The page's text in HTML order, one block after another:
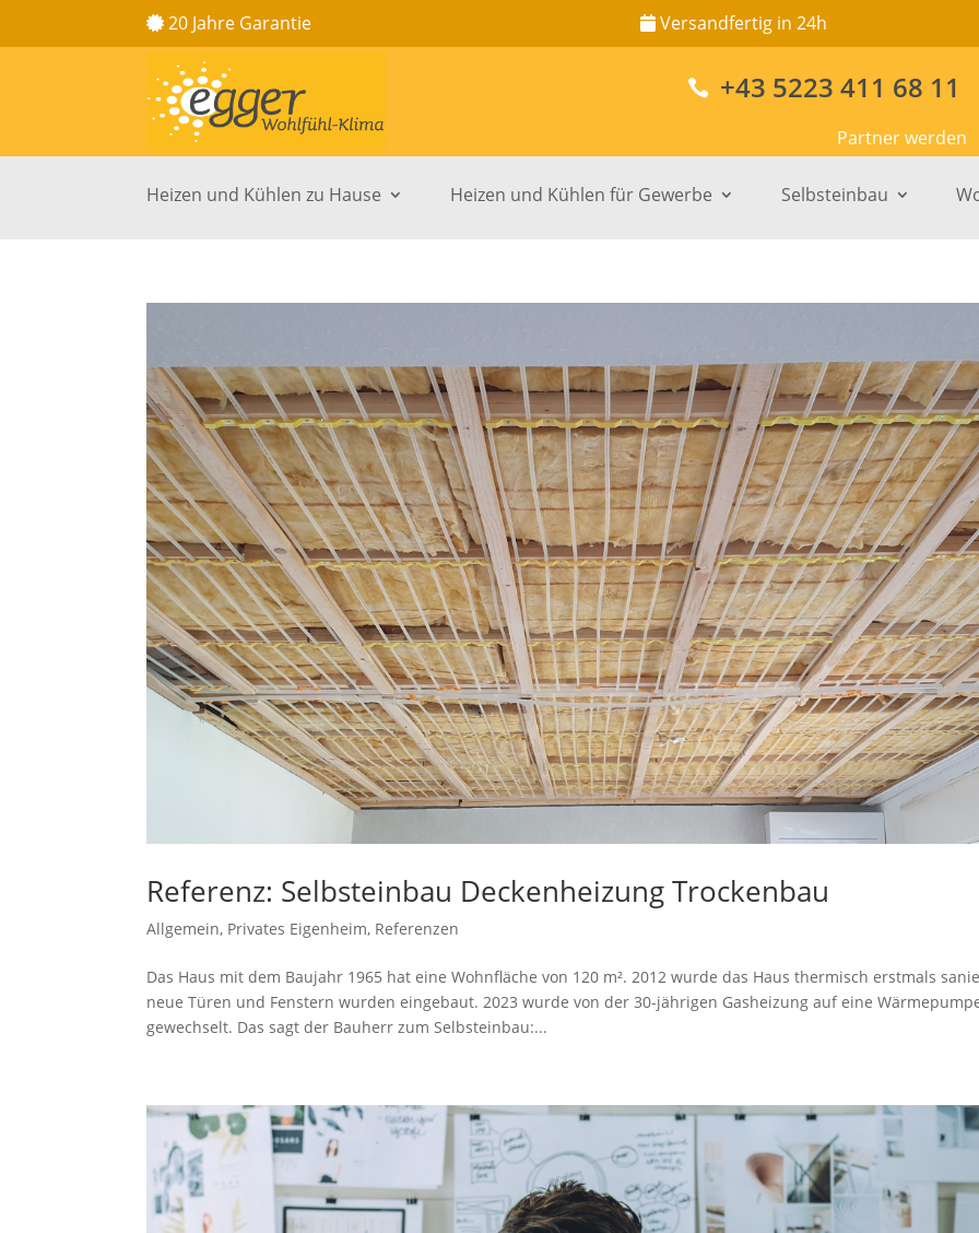
20 Jahre Garantie Versandfertig in 24h
 +43 5223 411 68 11
Partner werden
Heizen und Kühlen zu Hause Heizen und Kühlen für Gewerbe Selbsteinbau
Referenz: Selbsteinbau Deckenheizung Trockenbau
Allgemein, Privates Eigenheim, Referenzen
Das Haus mit dem Baujahr 1965 hat eine Wohnfläche von 120 m². 2012 wurde das Haus thermisch erstmals
neue Türen und Fenstern wurden eingebaut. 2023 wurde von der 30-jährigen Gasheizung auf eine
gewechselt. Das sagt der Bauherr zum Selbsteinbau:...